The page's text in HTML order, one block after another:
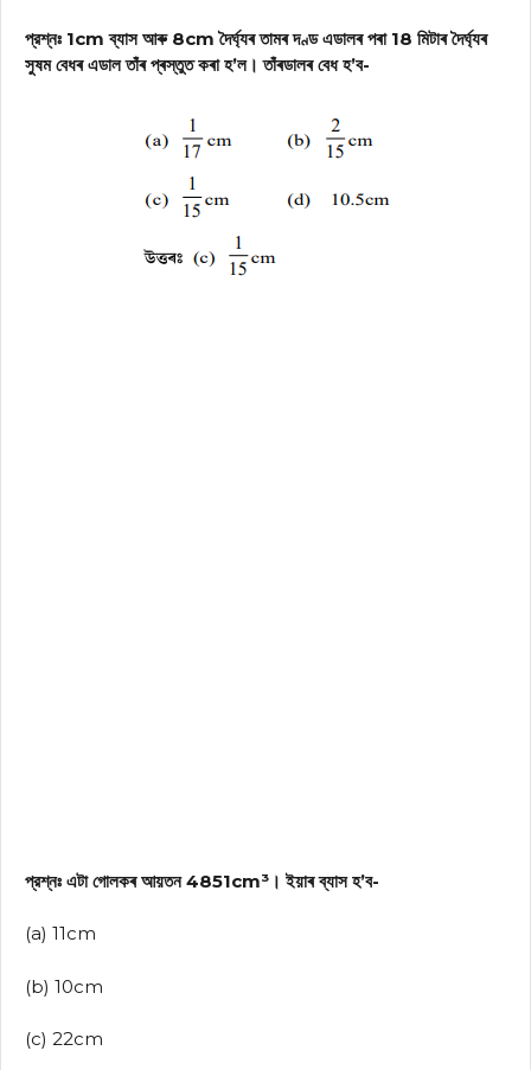
প্রশ্নঃ 1cm ব্যাস আৰু 8cm দৈৰ্ঘ্যৰ তামৰ দণ্ড এডালৰ পৰা 18 মিটাৰ দৈৰ্ঘ্যৰ
সুষম বেধৰ এডাল তাঁৰ প্ৰস্তুত কৰা হ’ল। তাঁৰডালৰ বেধ হ’ব-
প্রশ্নঃ এটা গোলকৰ আয়তন 4851cm³। ইয়াৰ ব্যাস হ’ব-
(a) 11cm
(b) 10cm
(c) 22cm